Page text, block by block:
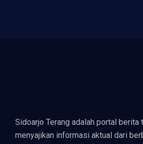
Sidoarjo Terang adalah portal berita
menyajikan informasi aktual dari